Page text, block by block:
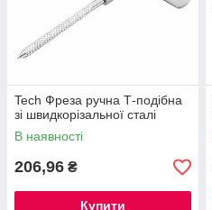
Tech Фреза ручна Т-подібна
зі швидкорізальної сталі
В наявності
206,96 ₴
Купити